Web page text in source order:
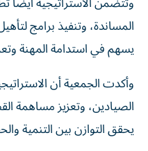
المساندة، وتنفيذ برامج
يسهم في استدامة المهنة
وأكدت الجمعية أن
الصيادين، وتعزيز مساهمة
يحقق التوازن بين التنمية